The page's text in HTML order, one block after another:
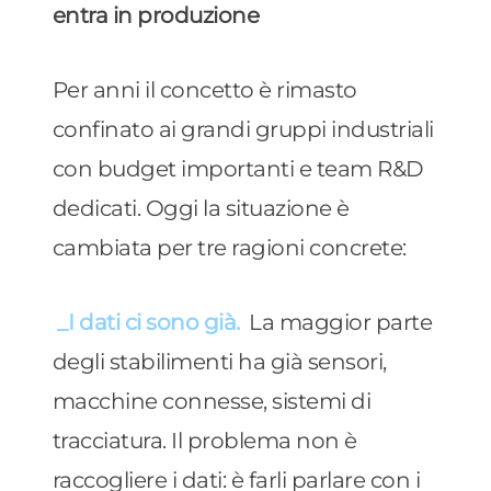
entra in produzione
Per anni il concetto è rimasto
confinato ai grandi gruppi industriali
con budget importanti e team R&D
dedicati. Oggi la situazione è
cambiata per tre ragioni concrete:
_I dati ci sono già. La maggior parte
degli stabilimenti ha già sensori,
macchine connesse, sistemi di
tracciatura. Il problema non è
raccogliere i dati: è farli parlare con i